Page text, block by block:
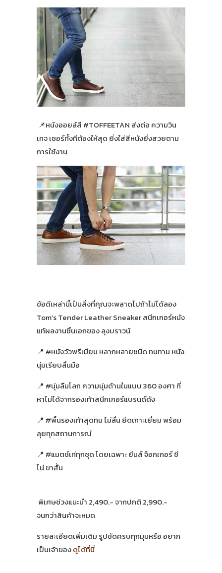
📌หนังออยล์สี #TOFFEETAN ส่งต่อ ความวิน
เทจ เซอร์ทั้งทีต้องให้สุด ยิ่งใส่สีหนังยิ่งสวยตาม
การใช้งาน
ข้อดีเหล่านี้เป็นสิ่งที่คุณจะพลาดไปถ้าไม่ได้ลอง
Tom’s Tender Leather Sneaker สนีกเกอร์หนัง
แท้ผลงานชิ้นเอกของ ลุงบราวน์
📍 #หนังวัวพรีเมียม หลากหลายชนิด ทนทาน หนัง
นุ่มเรียบลื่นมือ
📍 #นุ่มลืมโลก ความนุ่มด้านในแบบ 360 องศา ที่
หาไม่ได้จากรองเท้าสนีกเกอร์แบรนด์ดัง
📍 #พื้นรองเท้าสุดทน ไม่ลื่น ยึดเกาะเยี่ยม พร้อม
ลุยทุกสถานการณ์
📍 #แมตช์เท่ทุกชุด โดยเฉพาะ ยีนส์ จ็อกเกอร์ ชี
โน่ ขาสั้น
พิเศษช่วงแนะนำ 2,490.- จากปกติ 2,990.-
จนกว่าสินค้าจะหมด
รายละเอียดเพิ่มเติม รูปชัดครบทุกมุมหรือ อยาก
เป็นเจ้าของดูได้ที่นี่